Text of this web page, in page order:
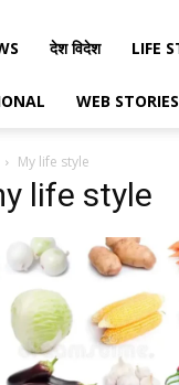
देश विदेश LIFE
WEB STORIES
My life style
life style